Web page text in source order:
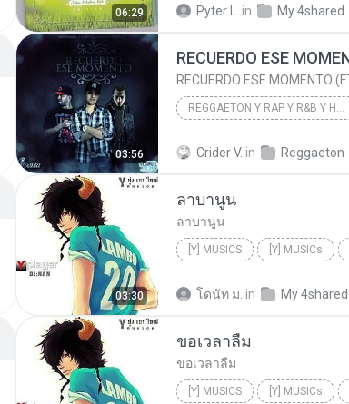
06:29
02 Esta Fiesta Es De Jesús
Alabanza y Adoración (Infantil)
Pyter L. in My 4shared
03:56
REGGAETON Y RAP Y R&B Y HIP HOP
Crider V. in Reggaeton
03:30
ลาบานูน
ลาบานูน
[Y] MUSICS [Y] MUSICs
โดนัท ม. in My 4shared
ขอเวลาลืม
ขอเวลาลืม
[Y] MUSICS [Y] MUSICs